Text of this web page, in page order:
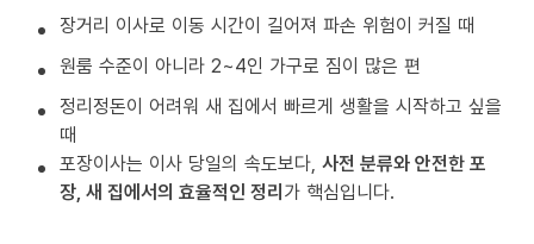
장거리 이사로 이동 시간이 길어져 파손 위험이 커질 때
원룸 수준이 아니라 2~4인 가구로 짐이 많은 편
정리정돈이 어려워 새 집에서 빠르게 생활을 시작하고 싶을
때
포장이사는 이사 당일의 속도보다, 사전 분류와 안전한 포
장, 새 집에서의 효율적인 정리가 핵심입니다.